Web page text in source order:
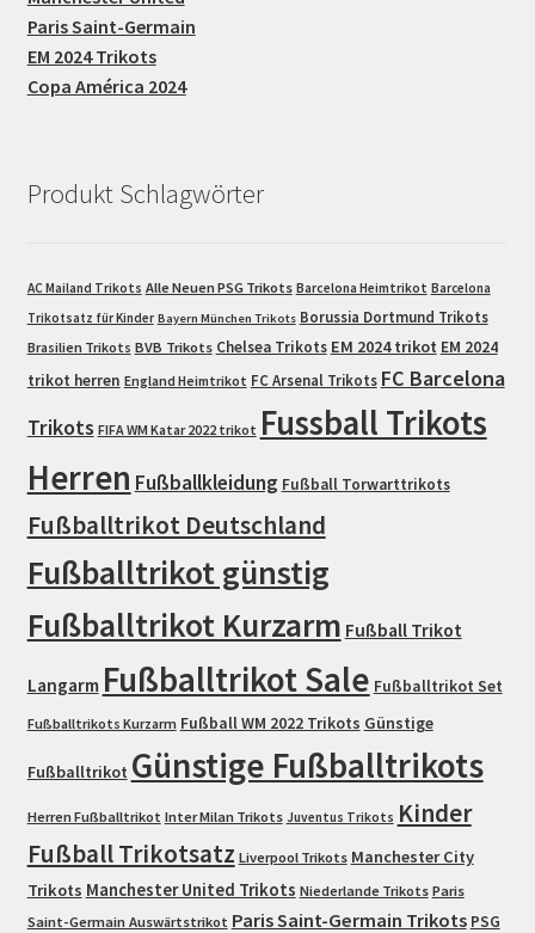
Paris Saint-Germain
EM 2024 Trikots
Copa América 2024
Produkt Schlagwörter
AC Mailand Trikots Alle Neuen PSG Trikots Barcelona Heimtrikot Barcelona
Trikotsatz für Kinder Bayern München Trikots Borussia Dortmund Trikots
Brasilien Trikots BVB Trikots Chelsea Trikots EM 2024 trikot EM 2024
trikot herren England Heimtrikot FC Arsenal Trikots FC Barcelona
Trikots FIFA WM Katar 2022 trikot Fussball Trikots
Herren Fußballkleidung Fußball Torwarttrikots
Fußballtrikot Deutschland
Fußballtrikot günstig
Fußballtrikot Kurzarm Fußball Trikot
Langarm Fußballtrikot Sale Fußballtrikot Set
Fußballtrikots Kurzarm Fußball WM 2022 Trikots Günstige
Fußballtrikot Günstige Fußballtrikots
Herren Fußballtrikot Inter Milan Trikots Juventus Trikots Kinder
Fußball Trikotsatz Liverpool Trikots Manchester City
Trikots Manchester United Trikots Niederlande Trikots Paris
Saint-Germain Auswärtstrikot Paris Saint-Germain Trikots PSG